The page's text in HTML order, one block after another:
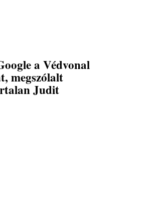
a Védvonal
megszólalt
Judit